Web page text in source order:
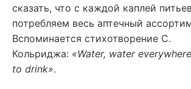
сказать, что с каждой каплей
потребляем весь аптечный
Вспоминается стихотворение С.
Кольриджа: «Water, water
to drink».